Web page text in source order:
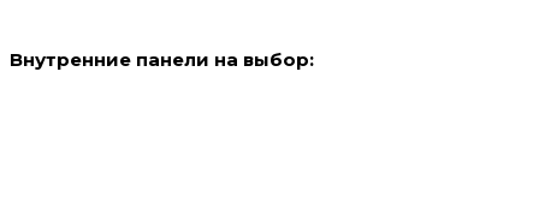
Внутренние панели на выбор: